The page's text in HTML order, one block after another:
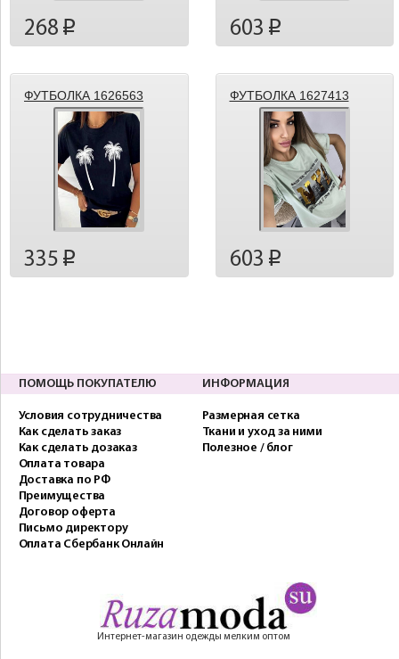
268 p 603 p
ФУТБОЛКА 1626563
335 p
ФУТБОЛКА 1627413
603 p
ПОМОЩЬ ПОКУПАТЕЛЮ
Условия сотрудничества
Как сделать заказ
Как сделать дозаказ
Оплата товара
Доставка по РФ
Преимущества
Договор оферта
Письмо директору
Оплата Сбербанк Онлайн
ИНФОРМАЦИЯ
Размерная сетка
Ткани и уход за ними
Полезное / блог
Интернет-магазин одежды мелким оптом